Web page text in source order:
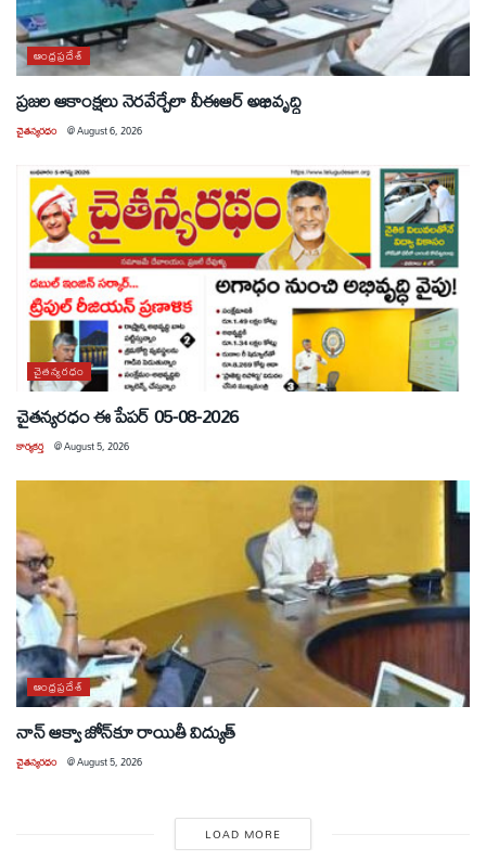
ఆంధ్రప్రదేశ్
ప్రజల ఆకాంక్షలు నెరవేర్చేలా వీఈఆర్ అభివృద్ధి
చైతన్యరధం @August 6, 2026
చైతన్యరధం
చైతన్యరధం ఈ పేపర్ 05-08-2026
కార్యకర్త @August 5, 2026
ఆంధ్రప్రదేశ్
నాన్ ఆక్వా జోన్‌కూ రాయితీ విద్యుత్
చైతన్యరధం @August 5, 2026
LOAD MORE